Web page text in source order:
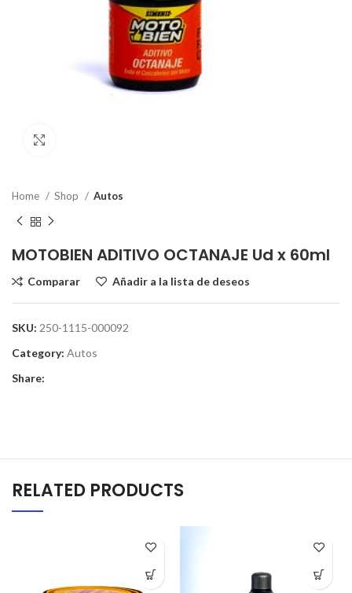
Home Shop Autos
MOTOBIEN ADITIVO OCTANAJE Ud x 60ml
Comparar Añadir a la lista de deseos
SKU: 250-1115-000092
Category: Autos
Share:
RELATED PRODUCTS